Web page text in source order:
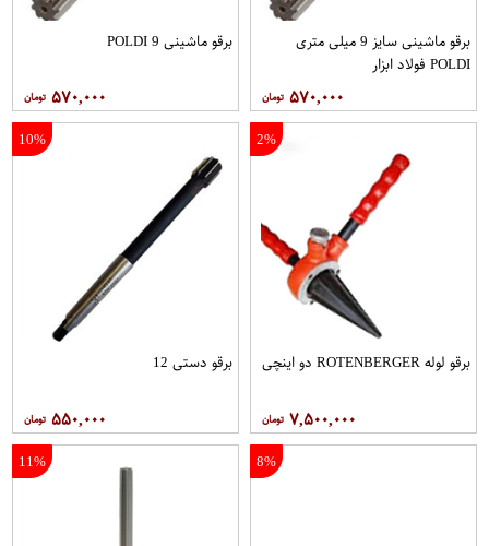
برقو ماشینی سایز 9 میلی متری
POLDI فولاد ابزار
۵۷۰,۰۰۰
برقو ماشینی 9 POLDI
۵۷۰,۰۰۰
2%
برقو لوله ROTENBERGER دو اینچی
۷,۵۰۰,۰۰۰
10%
برقو دستی 12
۵۵۰,۰۰۰
8%
11%